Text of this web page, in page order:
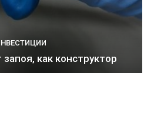
как конструктор